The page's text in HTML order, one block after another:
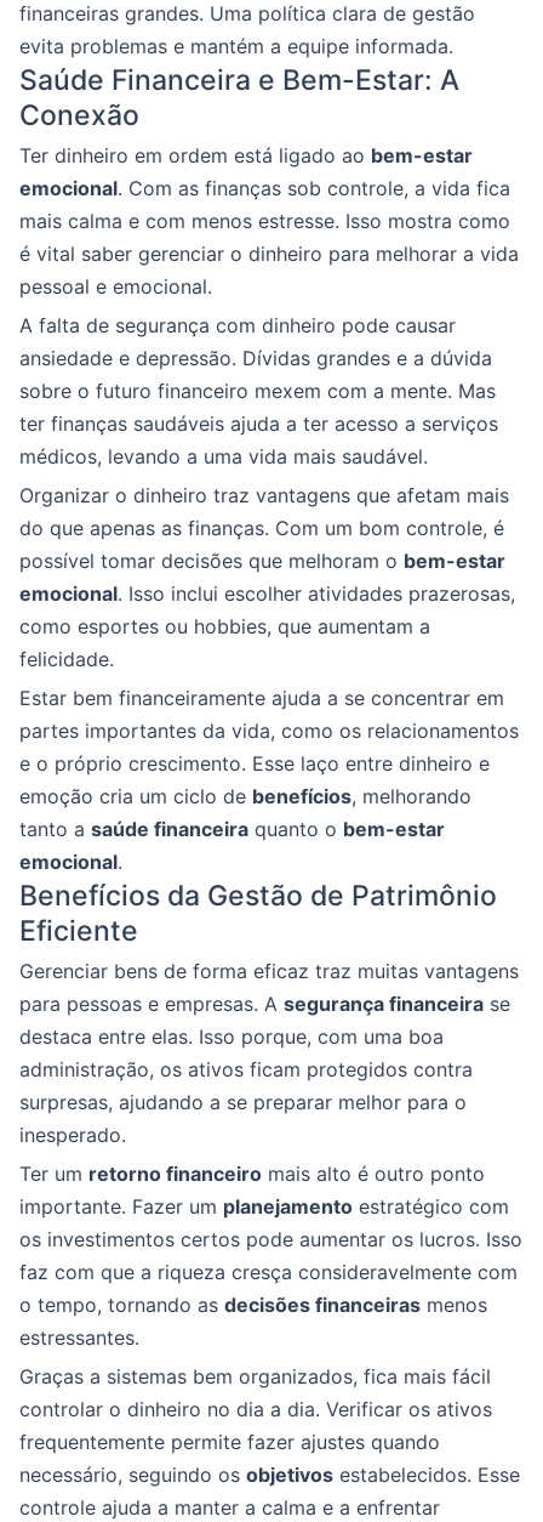
financeiras grandes. Uma política clara de gestão
evita problemas e mantém a equipe informada.
Saúde Financeira e Bem-Estar: A
Conexão
Ter dinheiro em ordem está ligado ao bem-estar
emocional. Com as finanças sob controle, a vida fica
mais calma e com menos estresse. Isso mostra como
é vital saber gerenciar o dinheiro para melhorar a vida
pessoal e emocional.
A falta de segurança com dinheiro pode causar
ansiedade e depressão. Dívidas grandes e a dúvida
sobre o futuro financeiro mexem com a mente. Mas
ter finanças saudáveis ajuda a ter acesso a serviços
médicos, levando a uma vida mais saudável.
Organizar o dinheiro traz vantagens que afetam mais
do que apenas as finanças. Com um bom controle, é
possível tomar decisões que melhoram o bem-estar
emocional. Isso inclui escolher atividades prazerosas,
como esportes ou hobbies, que aumentam a
felicidade.
Estar bem financeiramente ajuda a se concentrar em
partes importantes da vida, como os relacionamentos
e o próprio crescimento. Esse laço entre dinheiro e
emoção cria um ciclo de benefícios, melhorando
tanto a saúde financeira quanto o bem-estar
emocional.
Benefícios da Gestão de Patrimônio
Eficiente
Gerenciar bens de forma eficaz traz muitas vantagens
para pessoas e empresas. A segurança financeira se
destaca entre elas. Isso porque, com uma boa
administração, os ativos ficam protegidos contra
surpresas, ajudando a se preparar melhor para o
inesperado.
Ter um retorno financeiro mais alto é outro ponto
importante. Fazer um planejamento estratégico com
os investimentos certos pode aumentar os lucros. Isso
faz com que a riqueza cresça consideravelmente com
o tempo, tornando as decisões financeiras menos
estressantes.
Graças a sistemas bem organizados, fica mais fácil
controlar o dinheiro no dia a dia. Verificar os ativos
frequentemente permite fazer ajustes quando
necessário, seguindo os objetivos estabelecidos. Esse
controle ajuda a manter a calma e a enfrentar